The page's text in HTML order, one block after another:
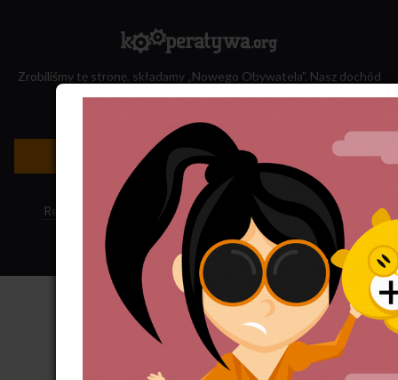
Zrobiliśmy tę stronę, składamy „Nowego Obywatela”. Nasz dochód
Newsletter »
Regulamin sklepu Polityka ciasteczek · Subskrypcja RSS